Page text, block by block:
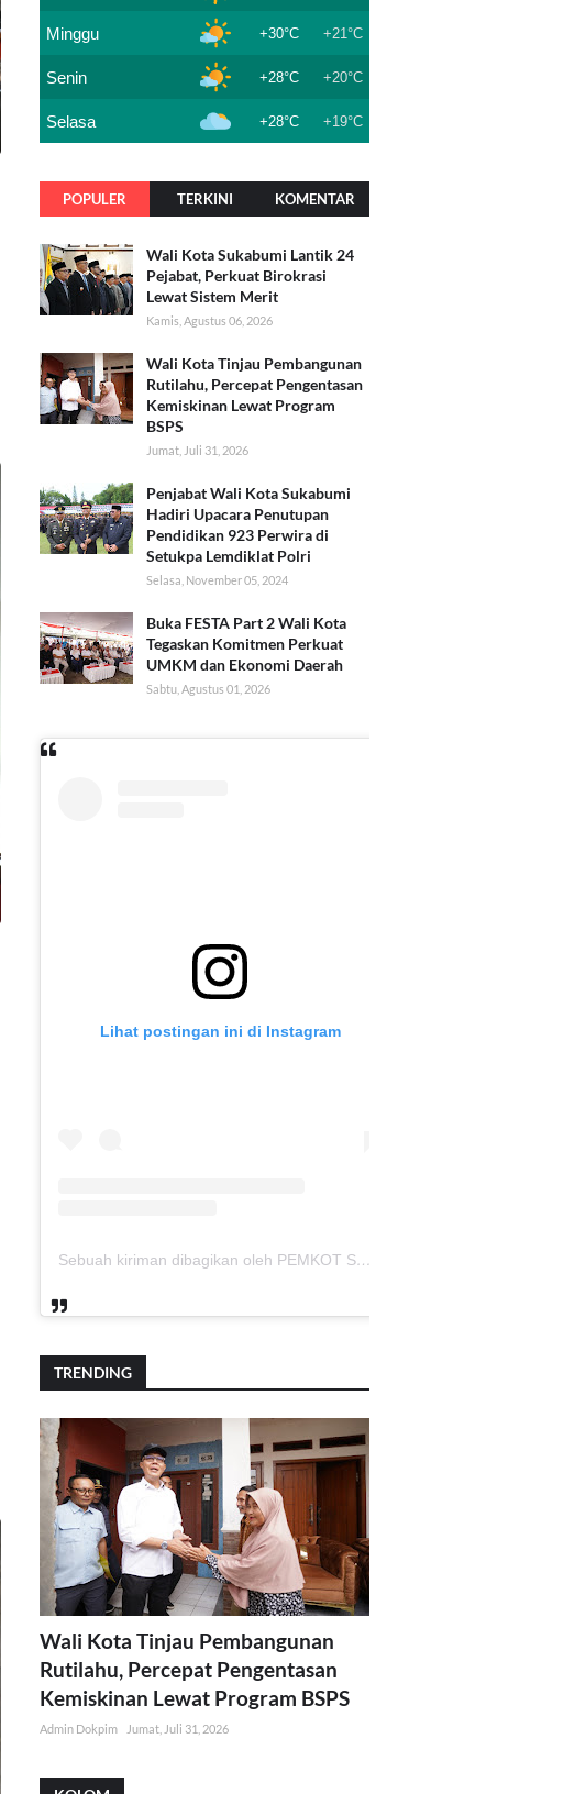
Minggu +30°C +21°C
Senin +28°C +20°C
Selasa +28°C +19°C
POPULER TERKINI KOMENTAR
Wali Kota Sukabumi Lantik 24
Pejabat, Perkuat Birokrasi
Lewat Sistem Merit
Kamis, Agustus 06, 2026
Wali Kota Tinjau Pembangunan
Rutilahu, Percepat Pengentasan
Kemiskinan Lewat Program
BSPS
Jumat, Juli 31, 2026
Penjabat Wali Kota Sukabumi
Hadiri Upacara Penutupan
Pendidikan 923 Perwira di
Setukpa Lemdiklat Polri
Selasa, November 05, 2024
Buka FESTA Part 2 Wali Kota
Tegaskan Komitmen Perkuat
UMKM dan Ekonomi Daerah
Sabtu, Agustus 01, 2026
Lihat postingan ini di Instagram
Sebuah kiriman dibagikan oleh PEMKOT SUKABUMI (@pemkotsukabumi_)
TRENDING
Wali Kota Tinjau Pembangunan
Rutilahu, Percepat Pengentasan
Kemiskinan Lewat Program BSPS
Admin Dokpim Jumat, Juli 31, 2026